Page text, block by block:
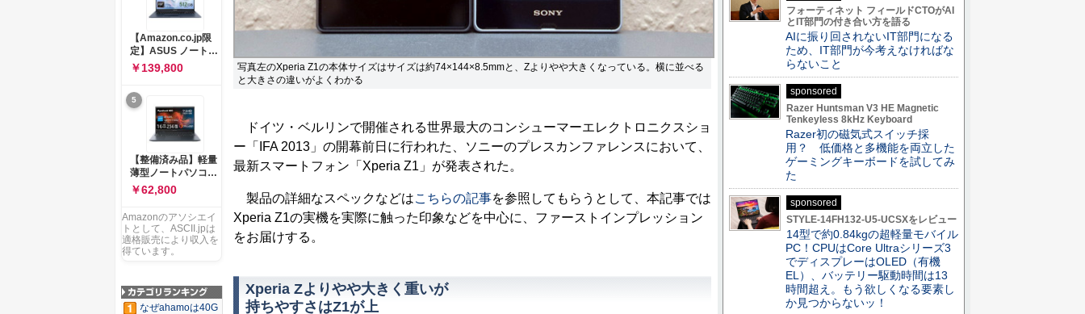
写真左のXperia Z1の本体サイズはサイズは約74×144×8.5mmと、Zよりやや大きくなっている。横に並べる
と大きさの違いがよくわかる
ドイツ・ベルリンで開催される世界最大のコンシューマーエレクトロニクスショ
ー「IFA 2013」の開幕前日に行われた、ソニーのプレスカンファレンスにおいて、
最新スマートフォン「Xperia Z1」が発表された。
製品の詳細なスペックなどはこちらの記事を参照してもらうとして、本記事では
Xperia Z1の実機を実際に触った印象などを中心に、ファーストインプレッション
をお届けする。
Xperia Zよりやや大きく重いが
持ちやすさはZ1が上
Microsoft 365 試用
版 Windows11 バッ
テリー駆動12.6時間
重量1.39kg ルナグレ
ー 83K9003JJP ノー
トPC
【Amazon.co.jp限
定】ASUS ノートパ
ソコン Vivobook 15
M1502NAQ 15.6イ
ンチ AMD Ryzen 7
170 メモリ16GB
SSD 512GB
Microsoft 365
Personal (24か月版)
搭載 Windows 11 重
量1.7kg Wi-Fi 6E ク
ワイエットブルー
M1502NAQ-
￥139,800
5
【整備済み品】軽量
薄型ノートパソコン
dynabook G83 ■
13.3型
FHD(1920x1080) -
高性能第11世代Core
i5-1135G7 - メモリ
16GB - SSD 256GB
USB Type-C - MS
Office 2021 - Win11
￥62,800
Amazonのアソシエイ
トとして、ASCII.jpは
適格販売により収入を
得ています。
なぜahamoは40G
フォーティネット フィールドCTOがAI
とIT部門の付き合い方を語る
AIに振り回されないIT部門になる
ため、IT部門が今考えなければな
らないこと
sponsored
Razer Huntsman V3 HE Magnetic
Tenkeyless 8kHz Keyboard
Razer初の磁気式スイッチ採
用？ 低価格と多機能を両立した
ゲーミングキーボードを試してみ
た
sponsored
STYLE-14FH132-U5-UCSXをレビュー
14型で約0.84kgの超軽量モバイル
PC！CPUはCore Ultraシリーズ3
でディスプレーはOLED（有機
EL）、バッテリー駆動時間は13
時間超え。もう欲しくなる要素し
か見つからないッ！